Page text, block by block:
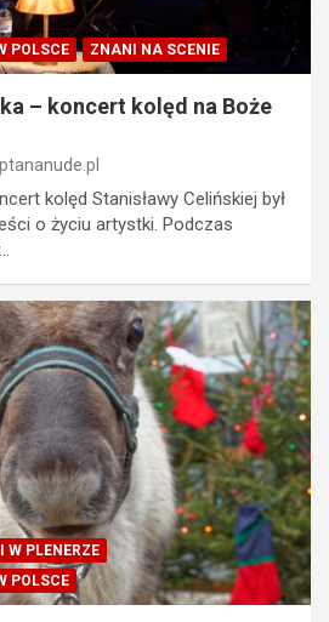
POLSCE ZNANI NA SCENIE
– koncert kolęd na Boże
kolęd Stanisławy Celińskiej był
o życiu artystki. Podczas
W PLENERZE
POLSCE